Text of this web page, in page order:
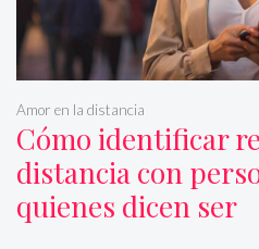
Cómo identificar
distancia con
quienes dicen ser
Amor en la distancia